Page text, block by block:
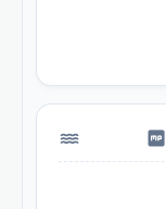
water_pump